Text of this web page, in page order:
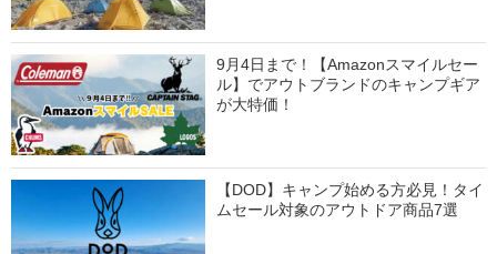
9月4日まで！【Amazonスマイルセー
ル】でアウトブランドのキャンプギア
が大特価！
【DOD】キャンプ始める方必見！タイ
ムセール対象のアウトドア商品7選